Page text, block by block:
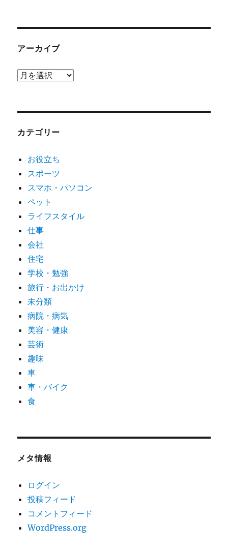
アーカイブ
ア
ブ
カテゴリー
お役立ち
スポーツ
スマホ・パソコン
ペット
ライフスタイル
仕事
会社
住宅
学校・勉強
旅行・お出かけ
未分類
病院・病気
美容・健康
芸術
趣味
車
車・バイク
食
メタ情報
ログイン
投稿フィード
コメントフィード
WordPress.org